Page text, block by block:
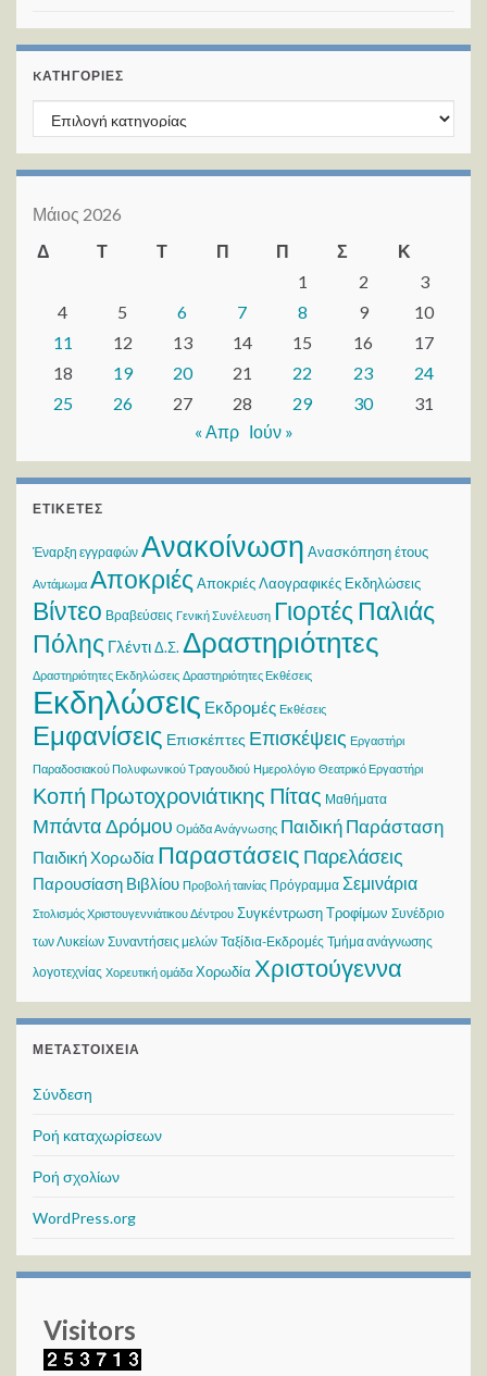
KΑΤΗΓΟΡΊΕΣ
Kατηγορίες
Μάιος 2026
Δ
Τ Τ Π Π Σ
Κ
1
2
3
4
5 6 7 8 9
10
11
12 13 14 15 16
17
18
19 20 21 22 23
24
25
26 27 28 29 30
31
« Απρ Ιούν »
ΕΤΙΚΈΤΕΣ
Έναρξη εγγραφών Ανακοίνωση Ανασκόπηση έτους
Αντάμωμα Αποκριές Αποκριές Λαογραφικές Εκδηλώσεις
Βίντεο Βραβεύσεις Γενική Συνέλευση Γιορτές Παλιάς
Πόλης ΓλέντιΔ.Σ. Δραστηριότητες
Δραστηριότητες Εκδηλώσεις Δραστηριότητες Εκθέσεις
Εκδηλώσεις Εκδρομές Εκθέσεις
Εμφανίσεις Επισκέπτες Επισκέψεις Εργαστήρι
Παραδοσιακού Πολυφωνικού Τραγουδιού Ημερολόγιο Θεατρικό Εργαστήρι
Κοπή Πρωτοχρονιάτικης Πίτας Μαθήματα
Μπάντα Δρόμου Ομάδα Ανάγνωσης Παιδική Παράσταση
Παιδική Χορωδία Παραστάσεις Παρελάσεις
Παρουσίαση Βιβλίου Προβολή ταινίας Πρόγραμμα Σεμινάρια
Στολισμός Χριστουγεννιάτικου Δέντρου Συγκέντρωση Τροφίμων Συνέδριο
των Λυκείων Συναντήσεις μελών Ταξίδια-Εκδρομές Τμήμα ανάγνωσης
λογοτεχνίας Χορευτική ομάδα Χορωδία Χριστούγεννα
ΜΕΤΑΣΤΟΙΧΕΊΑ
Σύνδεση
Ροή καταχωρίσεων
Ροή σχολίων
WordPress.org
Visitors